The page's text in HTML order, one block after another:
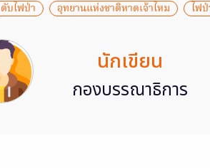
ดับไฟป่า อุทยานแห่งชาติหาดเจ้าไหม ไฟ
นักเขียน
กองบรรณาธิการ